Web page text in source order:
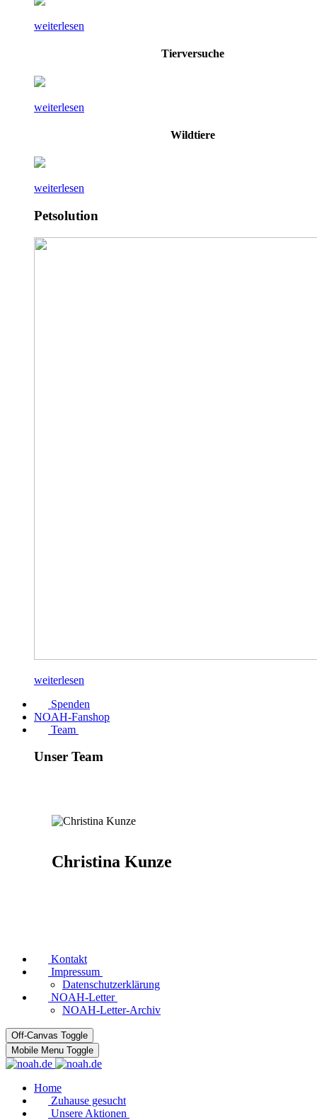
weiterlesen
Tierversuche
weiterlesen
Wildtiere
weiterlesen
Petsolution
weiterlesen
Spenden
NOAH-Fanshop
Team
Unser Team
Christina Kunze
Kontakt
Impressum
Datenschutzerklärung
NOAH-Letter
NOAH-Letter-Archiv
Off-Canvas Toggle
Mobile Menu Toggle
Home
Zuhause gesucht
Unsere Aktionen